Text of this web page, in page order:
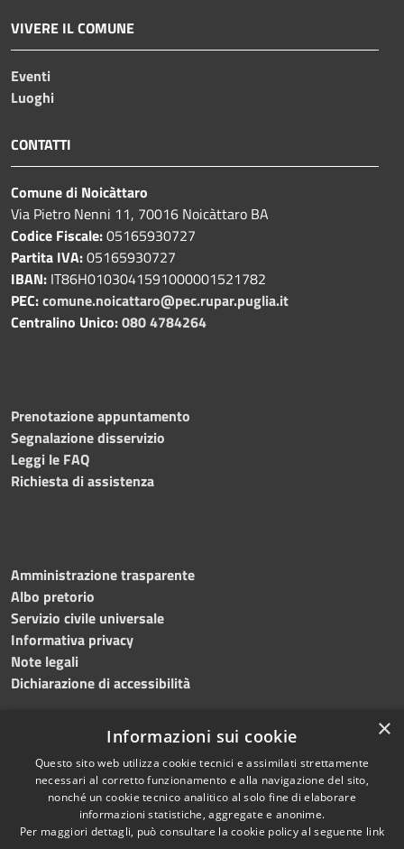
VIVERE IL COMUNE
Eventi
Luoghi
CONTATTI
Comune di Noicàttaro
Via Pietro Nenni 11, 70016 Noicàttaro BA
Codice Fiscale:05165930727
Partita IVA:05165930727
IBAN: IT86H0103041591000001521782
PEC:comune.noicattaro@pec.rupar.puglia.it
Centralino Unico:080 4784264
Prenotazione appuntamento
Segnalazione disservizio
Leggi le FAQ
Richiesta di assistenza
Amministrazione trasparente
Albo pretorio
Servizio civile universale
Informativa privacy
Note legali
Dichiarazione di accessibilità
RSS
Accessibilità
Cookie
Copyright © 2023 •
Comune di Noicàttaro
Powered byMunicipium
Redazione•Portale
×
Informazioni sui cookie
Questo sito web utilizza cookie tecnici e assimilati strettamente
necessari al corretto funzionamento e alla navigazione del sito,
nonché un cookie tecnico analitico al solo fine di elaborare
informazioni statistiche, aggregate e anonime.
Per maggiori dettagli, può consultare la cookie policy al seguente link